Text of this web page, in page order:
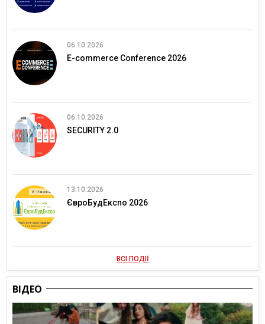
06.10.2026
E-commerce Conference 2026
06.10.2026
SECURITY 2.0
13.10.2026
ЄвроБудЕкспо 2026
ВСІ ПОДІЇ
ВІДЕО